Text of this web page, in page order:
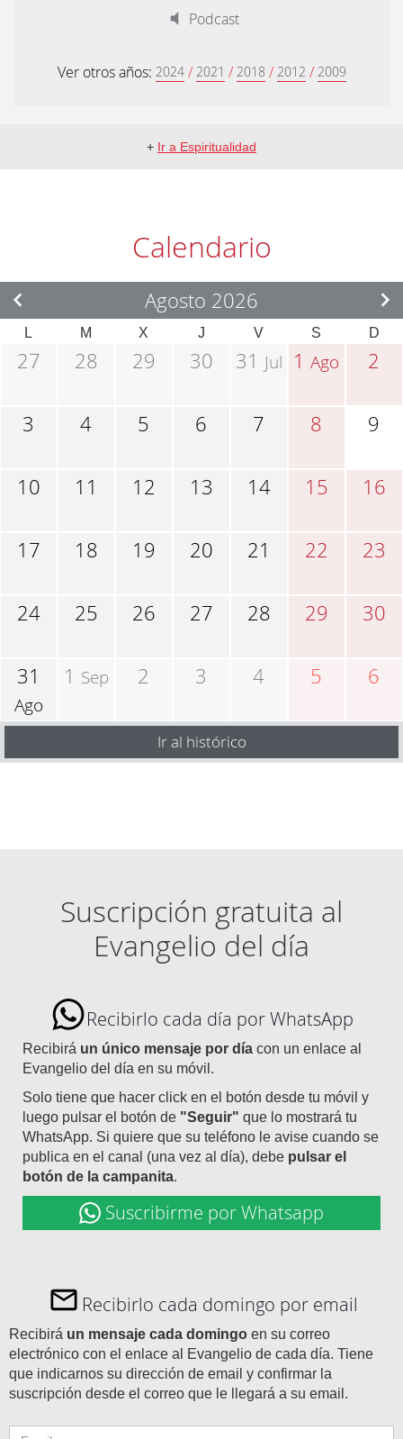
Podcast
Ver otros años: 2024 / 2021 / 2018 / 2012 / 2009
+ Ir a Espiritualidad
Calendario
Agosto 2026
L M X J V S D
27 28 29 30 31 Jul 1Ago 2
3 4 5 6 7 8 9
10 11 12 13 14 15 16
17 18 19 20 21 22 23
24 25 26 27 28 29 30
31
Ago
1 Sep 2 3 4 5 6
Ir al histórico
Suscripción gratuita al
Evangelio del día
Recibirlo cada día por WhatsApp
Recibirá un único mensaje por día con un enlace al
Evangelio del día en su móvil.
Solo tiene que hacer click en el botón desde tu móvil y
luego pulsar el botón de "Seguir" que lo mostrará tu
WhatsApp. Si quiere que su teléfono le avise cuando se
publica en el canal (una vez al día), debe pulsar el
botón de la campanita.
Suscribirme por Whatsapp
Recibirlo cada domingo por email
Recibirá un mensaje cada domingo en su correo
electrónico con el enlace al Evangelio de cada día. Tiene
que indicarnos su dirección de email y confirmar la
suscripción desde el correo que le llegará a su email.